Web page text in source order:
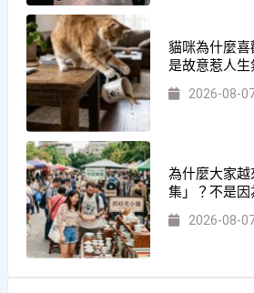
貓咪為什麼
是故意惹人生
2026-08-
為什麼大家
集」？不是
2026-08-